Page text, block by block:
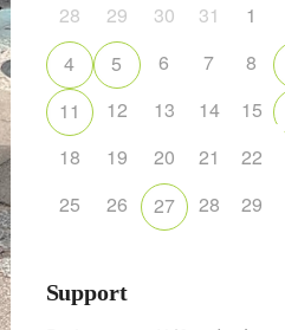
28
29 30 31 1
4
5 6 7 8
11
12 13 14 15
18
19 20 21 22
25
26 27 28 29
Support